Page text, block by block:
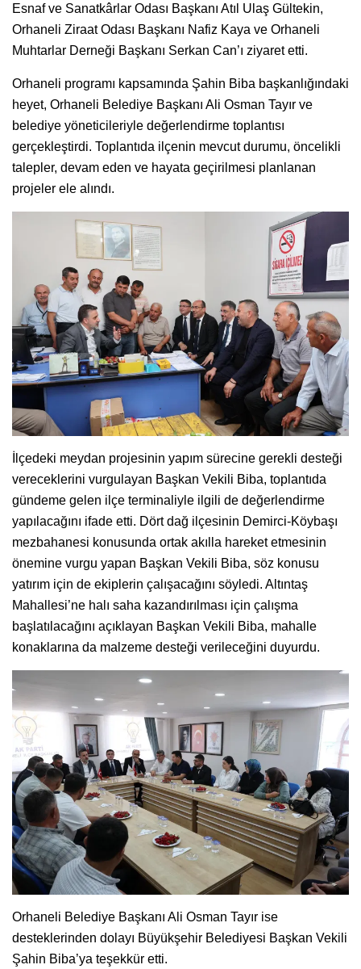
Esnaf ve Sanatkârlar Odası Başkanı Atıl Ulaş Gültekin,
Orhaneli Ziraat Odası Başkanı Nafiz Kaya ve Orhaneli
Muhtarlar Derneği Başkanı Serkan Can’ı ziyaret etti.
Orhaneli programı kapsamında Şahin Biba başkanlığındaki
heyet, Orhaneli Belediye Başkanı Ali Osman Tayır ve
belediye yöneticileriyle değerlendirme toplantısı
gerçekleştirdi. Toplantıda ilçenin mevcut durumu, öncelikli
talepler, devam eden ve hayata geçirilmesi planlanan
projeler ele alındı.
İlçedeki meydan projesinin yapım sürecine gerekli desteği
vereceklerini vurgulayan Başkan Vekili Biba, toplantıda
gündeme gelen ilçe terminaliyle ilgili de değerlendirme
yapılacağını ifade etti. Dört dağ ilçesinin Demirci-Köybaşı
mezbahanesi konusunda ortak akılla hareket etmesinin
önemine vurgu yapan Başkan Vekili Biba, söz konusu
yatırım için de ekiplerin çalışacağını söyledi. Altıntaş
Mahallesi’ne halı saha kazandırılması için çalışma
başlatılacağını açıklayan Başkan Vekili Biba, mahalle
konaklarına da malzeme desteği verileceğini duyurdu.
Orhaneli Belediye Başkanı Ali Osman Tayır ise
desteklerinden dolayı Büyükşehir Belediyesi Başkan Vekili
Şahin Biba’ya teşekkür etti.